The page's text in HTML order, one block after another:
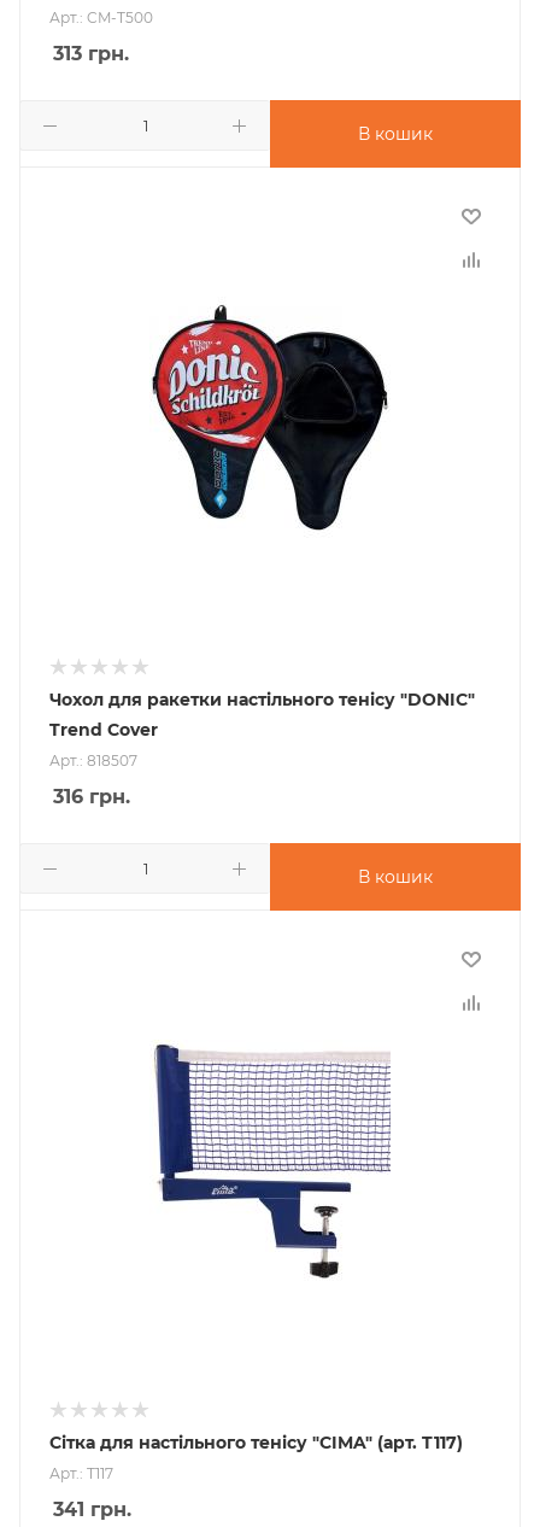
Арт.: CM-T500
313 грн.
В кошик
Чохол для ракетки настільного тенісу "DONIC"
Trend Cover
Арт.: 818507
316 грн.
В кошик
Сітка для настільного тенісу "CIMA" (арт. T117)
Арт.: T117
341 грн.